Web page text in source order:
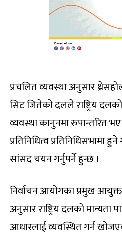
प्रचलित व्यवस्था अनुसार
सिट जितेको दलले राष्ट्रिय
व्यवस्था कानुनमा रुपान्तरित
प्रतिनिधित्व प्रतिनिधिसभामा
सांसद चयन गर्नुपर्ने हुन्छ ।
निर्वाचन आयोगका प्रमुख
अनुसार राष्ट्रिय दलको मान्यता
आधारलाई व्यवस्थित गर्न